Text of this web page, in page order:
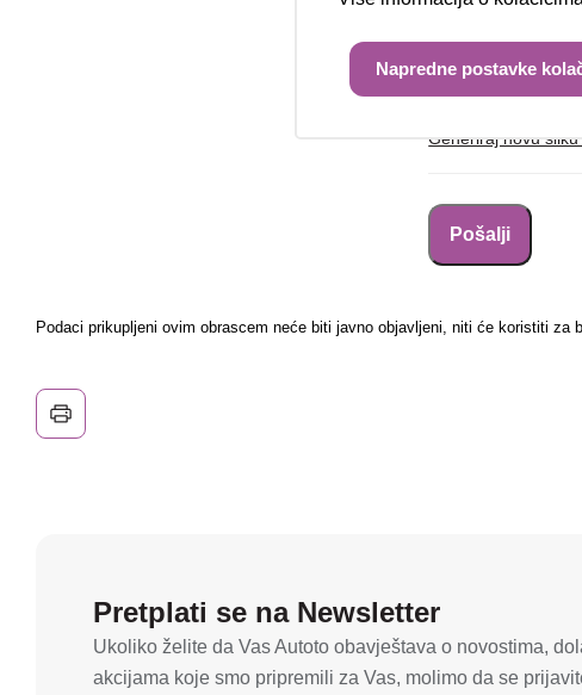
Generiraj novu
Unesite kod sa
Podaci prikupljeni ovim obrascem neće biti javno objavljeni, niti će koristiti za
Pretplati se na Newsletter
Ukoliko želite da Vas Autoto obavještava o novostima,
akcijama koje smo pripremili za Vas, molimo da se
Napredne postavke